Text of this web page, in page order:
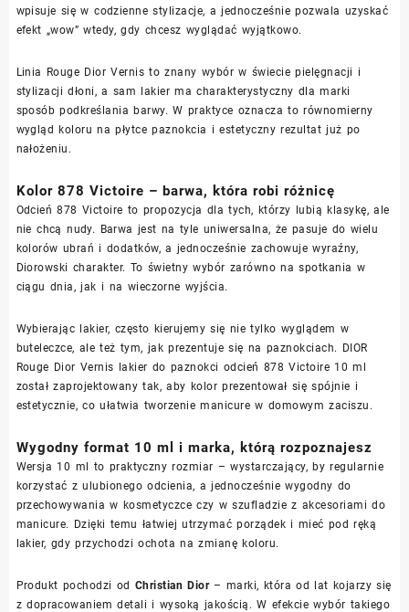
wpisuje się w codzienne stylizacje, a jednocześnie pozwala uzyskać
efekt „wow” wtedy, gdy chcesz wyglądać wyjątkowo.
Linia Rouge Dior Vernis to znany wybór w świecie pielęgnacji i
stylizacji dłoni, a sam lakier ma charakterystyczny dla marki
sposób podkreślania barwy. W praktyce oznacza to równomierny
wygląd koloru na płytce paznokcia i estetyczny rezultat już po
nałożeniu.
Kolor 878 Victoire – barwa, która robi różnicę
Odcień 878 Victoire to propozycja dla tych, którzy lubią klasykę, ale
nie chcą nudy. Barwa jest na tyle uniwersalna, że pasuje do wielu
kolorów ubrań i dodatków, a jednocześnie zachowuje wyraźny,
Diorowski charakter. To świetny wybór zarówno na spotkania w
ciągu dnia, jak i na wieczorne wyjścia.
Wybierając lakier, często kierujemy się nie tylko wyglądem w
buteleczce, ale też tym, jak prezentuje się na paznokciach. DIOR
Rouge Dior Vernis lakier do paznokci odcień 878 Victoire 10 ml
został zaprojektowany tak, aby kolor prezentował się spójnie i
estetycznie, co ułatwia tworzenie manicure w domowym zaciszu.
Wygodny format 10 ml i marka, którą rozpoznajesz
Wersja 10 ml to praktyczny rozmiar – wystarczający, by regularnie
korzystać z ulubionego odcienia, a jednocześnie wygodny do
przechowywania w kosmetyczce czy w szufladzie z akcesoriami do
manicure. Dzięki temu łatwiej utrzymać porządek i mieć pod ręką
lakier, gdy przychodzi ochota na zmianę koloru.
Produkt pochodzi od Christian Dior– marki, która od lat kojarzy się
z dopracowaniem detali i wysoką jakością. W efekcie wybór takiego